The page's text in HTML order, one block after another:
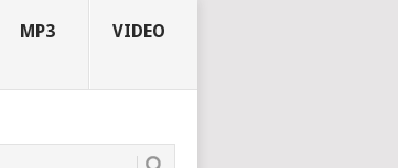
MP3 VIDEO